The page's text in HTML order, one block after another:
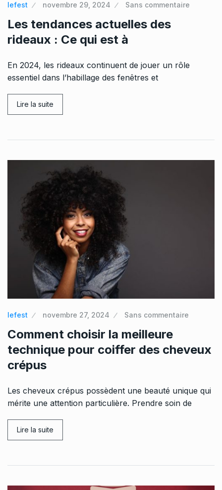
lefest novembre 29, 2024 Sans commentaire
Les tendances actuelles des
rideaux : Ce qui est à
En 2024, les rideaux continuent de jouer un rôle
essentiel dans l’habillage des fenêtres et
Lire la suite
lefest novembre 27, 2024 Sans commentaire
Comment choisir la meilleure
technique pour coiffer des cheveux
crépus
Les cheveux crépus possèdent une beauté unique qui
mérite une attention particulière. Prendre soin de
Lire la suite